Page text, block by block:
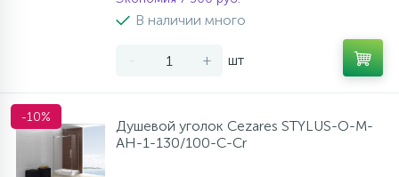
В наличии много
- + шт
-10%
Душевой уголок Cezares STYLUS-O-M-
AH-1-130/100-C-Cr